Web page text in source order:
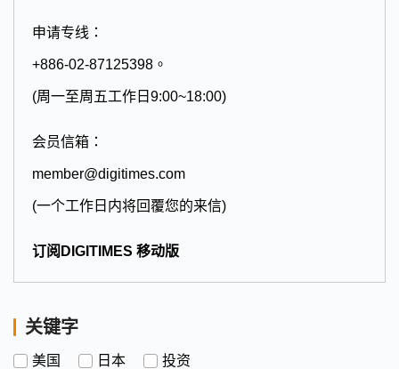
申请专线：
+886-02-87125398。
(周一至周五工作日9:00~18:00)
会员信箱：
member@digitimes.com
(一个工作日内将回覆您的来信)
订阅DIGITIMES 移动版
关键字
美国 日本 投资